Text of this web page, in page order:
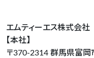
エムティーエス株式会社
【本社】
〒370-2314 群馬県富岡